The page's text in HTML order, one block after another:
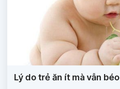
Lý do trẻ ăn ít mà vẫn béo